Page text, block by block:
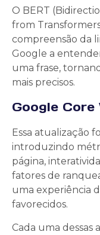
O BERT
from
compreensão da
Google a
uma frase,
mais precisos.
Google Core
Essa atualização
introduzindo
página,
fatores de
uma experiência
favorecidos.
Cada uma